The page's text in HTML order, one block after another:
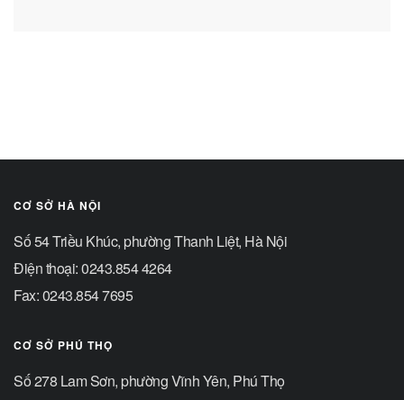
CƠ SỞ HÀ NỘI
Số 54 Triều Khúc, phường Thanh Liệt, Hà Nội
Điện thoại: 0243.854 4264
Fax: 0243.854 7695
CƠ SỞ PHÚ THỌ
Số 278 Lam Sơn, phường Vĩnh Yên, Phú Thọ